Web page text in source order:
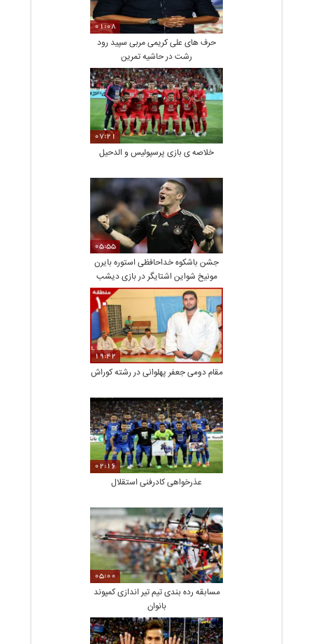
01:08
حرف های علی کریمی مربی سپید رود
رشت در حاشیه تمرین
07:21
خلاصه ی بازی پرسپولیس و الدحیل
05:55
جشن باشکوه خداحافظی استوره بایرن
مونیخ شواین اشتایگر در بازی دیشب
19:42
مقام دومی جعفر پهلوانی در رشته کوراش
02:16
عذرخواهی کادرفنی استقلال
05:00
مسابقه رده بندی تیم تیر اندازی کمپوند
بانوان